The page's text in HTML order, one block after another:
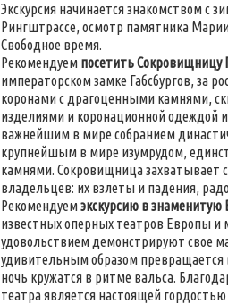
Экскурсия начинается знакомством с
Рингштрассе, осмотр памятника
Свободное время.
Рекомендуем посетить Сокровищницу
императорском замке Габсбургов, за
коронами с драгоценными камнями,
изделиями и коронационной одеждой
важнейшим в мире собранием
крупнейшым в мире изумрудом,
камнями. Сокровищница захватывает
владельцев: их взлеты и падения,
Рекомендуемэкскурсию в знаменитую
известных оперных театров Европы
удовольствием демонстрируют свое
удивительным образом превращается
ночь кружатся в ритме вальса.
театра является настоящей